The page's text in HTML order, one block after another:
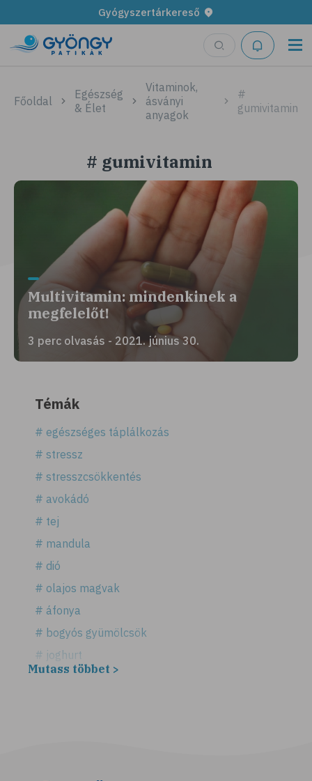
Gyógyszertárkereső
Főoldal
Egészség
& Élet
Vitaminok,
ásványi
anyagok
#
gumivitamin
# gumivitamin
Multivitamin: mindenkinek a
megfelelőt!
3 perc olvasás - 2021. június 30.
Témák
# egészséges táplálkozás
# stressz
# stresszcsökkentés
# avokádó
# tej
# mandula
# dió
# olajos magvak
# áfonya
# bogyós gyümölcsök
# joghurt
# alma
Mutass többet >